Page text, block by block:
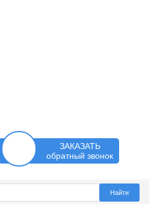
ЗАКАЗАТЬ
обратный звонок